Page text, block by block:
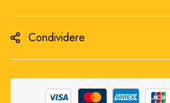
Condividere